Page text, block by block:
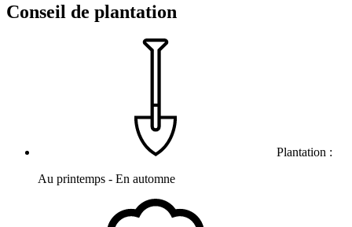
Conseil de plantation
Plantation :
Au printemps - En automne